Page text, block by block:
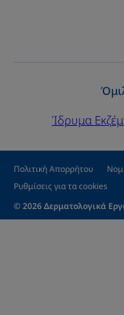
Ίδρυμα
Πολιτική Απορρήτου
Ρυθμίσεις για τα cookies
© 2026 Δερματολογικά